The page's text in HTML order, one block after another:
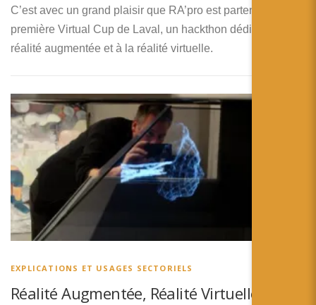
C’est avec un grand plaisir que RA’pro est partenaire de la
première Virtual Cup de Laval, un hackthon dédié à la
réalité augmentée et à la réalité virtuelle.
EXPLICATIONS ET USAGES SECTORIELS
Réalité Augmentée, Réalité Virtuelle,